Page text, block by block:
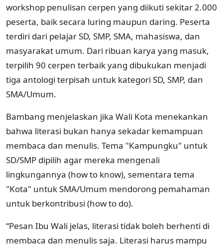
workshop penulisan cerpen yang diikuti sekitar 2.000
peserta, baik secara luring maupun daring. Peserta
terdiri dari pelajar SD, SMP, SMA, mahasiswa, dan
masyarakat umum. Dari ribuan karya yang masuk,
terpilih 90 cerpen terbaik yang dibukukan menjadi
tiga antologi terpisah untuk kategori SD, SMP, dan
SMA/Umum.
Bambang menjelaskan jika Wali Kota menekankan
bahwa literasi bukan hanya sekadar kemampuan
membaca dan menulis. Tema "Kampungku" untuk
SD/SMP dipilih agar mereka mengenali
lingkungannya (how to know), sementara tema
"Kota" untuk SMA/Umum mendorong pemahaman
untuk berkontribusi (how to do).
“Pesan Ibu Wali jelas, literasi tidak boleh berhenti di
membaca dan menulis saja. Literasi harus mampu